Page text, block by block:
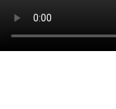
como os
cookies
as métricas do
rejeição,